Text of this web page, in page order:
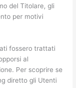
del Titolare, gli
per motivi
fossero trattati
al
Per scoprire se
diretto gli Utenti